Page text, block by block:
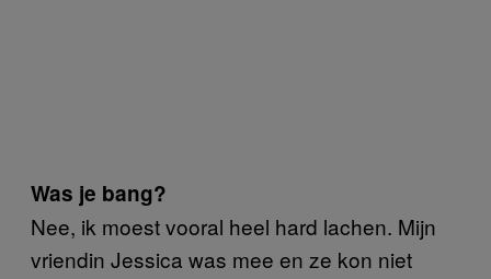
Was je bang?
Nee, ik moest vooral heel hard lachen. Mijn
vriendin Jessica was mee en ze kon niet